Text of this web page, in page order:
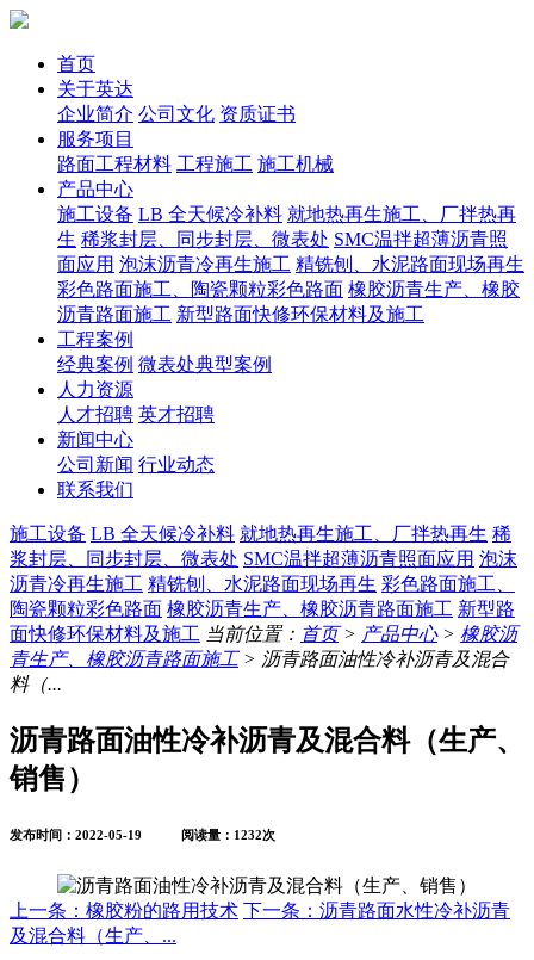
首页
关于英达
企业简介 公司文化 资质证书
服务项目
路面工程材料 工程施工 施工机械
产品中心
施工设备 LB 全天候冷补料 就地热再生施工、厂拌热再
生 稀浆封层、同步封层、微表处 SMC温拌超薄沥青照
面应用 泡沫沥青冷再生施工 精铣刨、水泥路面现场再生
彩色路面施工、陶瓷颗粒彩色路面 橡胶沥青生产、橡胶
沥青路面施工 新型路面快修环保材料及施工
工程案例
经典案例 微表处典型案例
人力资源
人才招聘 英才招聘
新闻中心
公司新闻 行业动态
联系我们
施工设备 LB 全天候冷补料 就地热再生施工、厂拌热再生 稀
浆封层、同步封层、微表处 SMC温拌超薄沥青照面应用 泡沫
沥青冷再生施工 精铣刨、水泥路面现场再生 彩色路面施工、
陶瓷颗粒彩色路面 橡胶沥青生产、橡胶沥青路面施工 新型路
面快修环保材料及施工 当前位置： 首页> 产品中心> 橡胶沥
青生产、橡胶沥青路面施工> 沥青路面油性冷补沥青及混合
料（...
沥青路面油性冷补沥青及混合料（生产、
销售）
发布时间：2022-05-19 阅读量：1232次
上一条：橡胶粉的路用技术 下一条：沥青路面水性冷补沥青
及混合料（生产、...